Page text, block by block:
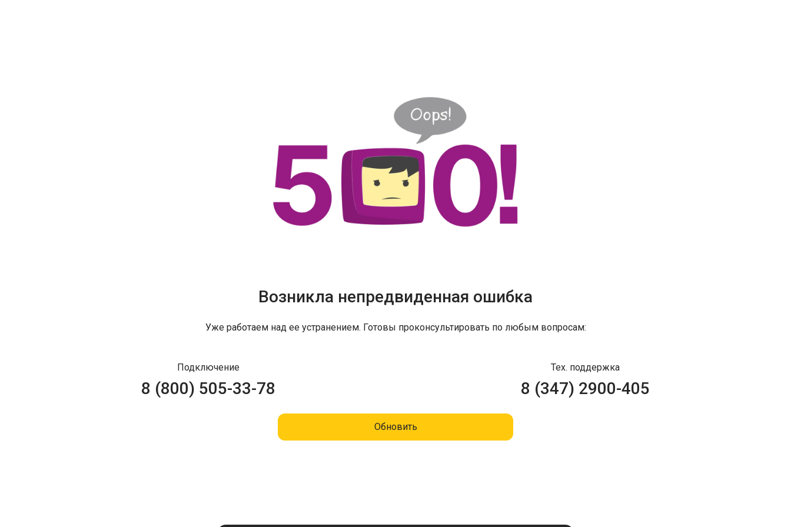
Возникла непредвиденная ошибка
Уже работаем над ее устранением. Готовы проконсультировать по любым вопросам:
Подключение
8 (800) 505-33-78
Тех. поддержка
8 (347) 2900-405
Обновить